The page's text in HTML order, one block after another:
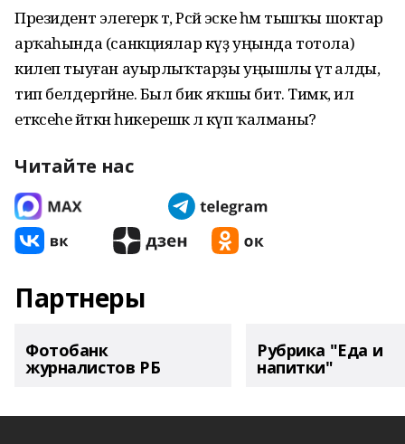
Президент элегерәк тә, Рәсәй эске һәм тышҡы шоктар
арҡаһында (санкциялар күҙ уңында тотола)
килеп тыуған ауырлыҡтарҙы уңышлы үтә алды,
тип белдергәйне. Был бик яҡшы бит. Тимәк, ил
етәксеһе әйткән һикерешкә лә күп ҡалманы?
Читайте нас
Партнеры
Фотобанк
журналистов РБ
Рубрика "Еда и
напитки"